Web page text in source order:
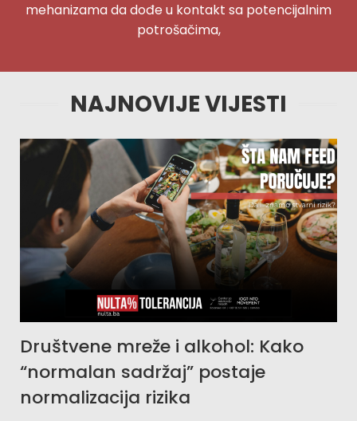
mehanizama da dođe u kontakt sa potencijalnim
potrošačima,
NAJNOVIJE VIJESTI
Društvene mreže i alkohol: Kako
“normalan sadržaj” postaje
normalizacija rizika